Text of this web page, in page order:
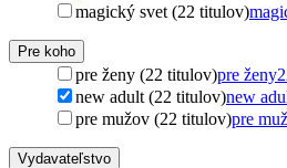
magický svet (22 titulov)
Pre koho
pre ženy (22 titulov)pre ženy
new adult (22 titulov)new
pre mužov (22 titulov)pre
Vydavateľstvo